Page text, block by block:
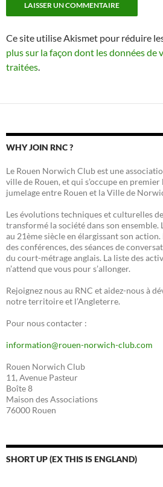
Ce site utilise Akismet pour réduire
plus sur la façon dont les données de
traitées.
WHY JOIN RNC ?
Le Rouen Norwich Club est une
ville de Rouen, et qui s’occupe en
jumelage entre Rouen et la Ville de
Les évolutions techniques et culturelles
transformé la société dans son ensemble.
au 21ème siècle en élargissant son
des conférences, des séances de
du court-métrage anglais. La liste des
n’attend que vous pour s’allonger.
Rejoignez nous au RNC et aidez-nous à
notre territoire et l’Angleterre.
Pour nous contacter :
information@rouen-norwich-club.com
Rouen Norwich Club
11, Avenue Pasteur
Boîte 8
Maison des Associations
76000 Rouen
SHORT UP (EX THIS IS ENGLAND)